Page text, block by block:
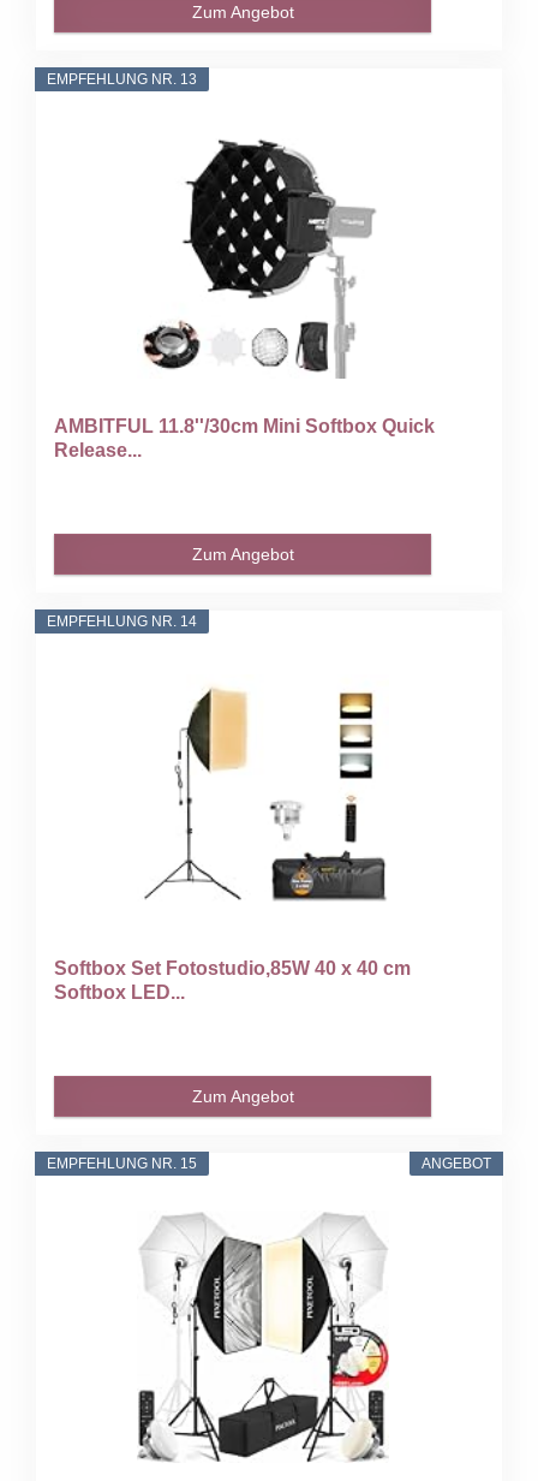
Zum Angebot
EMPFEHLUNG NR. 13
AMBITFUL 11.8''/30cm Mini Softbox Quick
Release...
Zum Angebot
EMPFEHLUNG NR. 14
Softbox Set Fotostudio,85W 40 x 40 cm
Softbox LED...
Zum Angebot
ANGEBOT
EMPFEHLUNG NR. 15